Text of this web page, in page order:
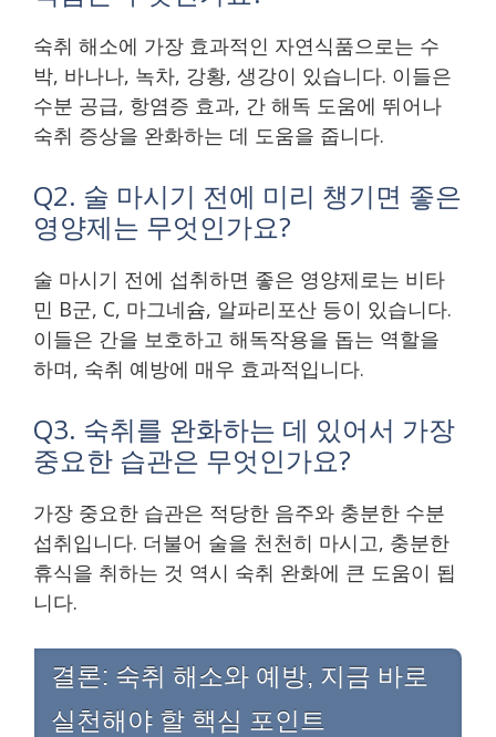
숙취 해소에 가장 효과적인 자연식품으로는 수
박, 바나나, 녹차, 강황, 생강이 있습니다. 이들은
수분 공급, 항염증 효과, 간 해독 도움에 뛰어나
숙취 증상을 완화하는 데 도움을 줍니다.
Q2. 술 마시기 전에 미리 챙기면 좋은
영양제는 무엇인가요?
술 마시기 전에 섭취하면 좋은 영양제로는 비타
민 B군, C, 마그네슘, 알파리포산 등이 있습니다.
이들은 간을 보호하고 해독작용을 돕는 역할을
하며, 숙취 예방에 매우 효과적입니다.
Q3. 숙취를 완화하는 데 있어서 가장
중요한 습관은 무엇인가요?
가장 중요한 습관은 적당한 음주와 충분한 수분
섭취입니다. 더불어 술을 천천히 마시고, 충분한
휴식을 취하는 것 역시 숙취 완화에 큰 도움이 됩
니다.
결론: 숙취 해소와 예방, 지금 바로
실천해야 할 핵심 포인트